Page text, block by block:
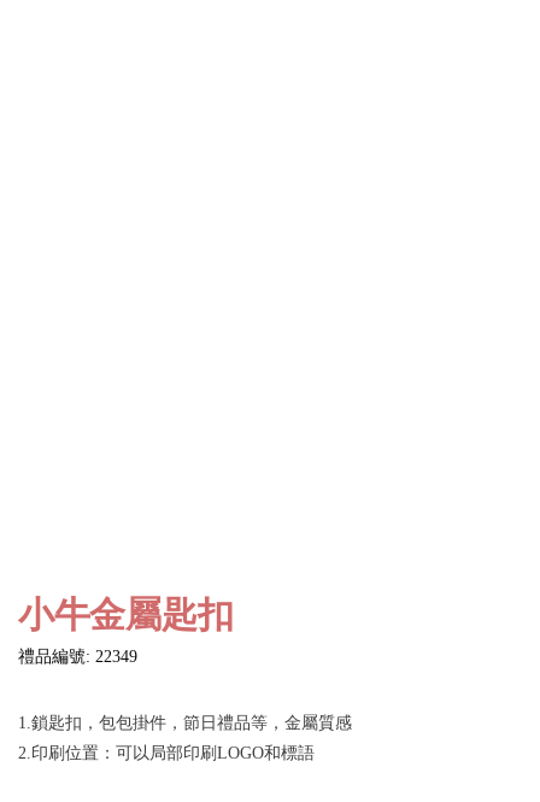
小牛金屬匙扣
禮品編號: 22349
1.鎖匙扣，包包掛件，節日禮品等，金屬質感
2.印刷位置：可以局部印刷LOGO和標語